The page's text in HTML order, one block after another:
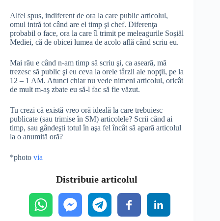
Alfel spus, indiferent de ora la care public articolul,
omul intră tot când are el timp şi chef. Diferenţa
probabil o face, ora la care îl trimit pe meleagurile Soşiăl
Mediei, că de obicei lumea de acolo află când scriu eu.
Mai rău e când n-am timp să scriu şi, ca aseară, mă
trezesc să public şi eu ceva la orele târzii ale nopţii, pe la
12 – 1 AM. Atunci chiar nu vede nimeni articolul, oricât
de mult m-aş zbate eu să-l fac să fie văzut.
Tu crezi că există vreo oră ideală la care trebuiesc
publicate (sau trimise în SM) articolele? Scrii când ai
timp, sau gândeşti totul în aşa fel încât să apară articolul
la o anumită oră?
*photo via
Distribuie articolul